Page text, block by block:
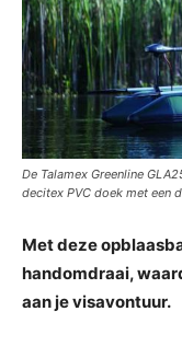
De Talamex Greenline
decitex PVC doek met een
Met deze
handomdraai,
aan je visavontuur.